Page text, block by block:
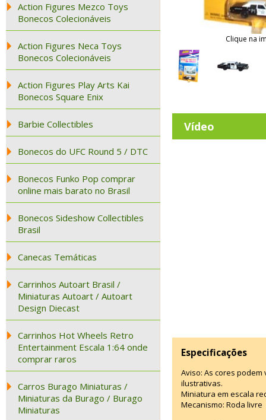
Action Figures Mezco Toys
Bonecos Colecionáveis
Action Figures Neca Toys
Bonecos Colecionáveis
Action Figures Play Arts Kai
Bonecos Square Enix
Barbie Collectibles
Bonecos do UFC Round 5 / DTC
Bonecos Funko Pop comprar
online mais barato no Brasil
Bonecos Sideshow Collectibles
Brasil
Canecas Temáticas
Carrinhos Autoart Brasil /
Miniaturas Autoart / Autoart
Design Diecast
Carrinhos Hot Wheels Retro
Entertainment Escala 1:64 onde
comprar raros
Carros Burago Miniaturas /
Miniaturas da Burago / Burago
Miniaturas
Clique na
Vídeo
Especificações
Aviso: As cores
ilustrativas.
Miniatura em escala
Mecanismo: Roda livre